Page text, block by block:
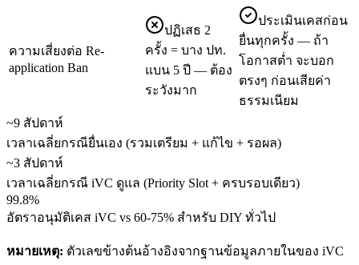
ความเสี่ยงต่อ Re-
application Ban
ปฏิเสธ 2
ครั้ง = บาง ปท.
แบน 5 ปี — ต้อง
ระวังมาก
ประเมินเคสก่อน
ยื่นทุกครั้ง — ถ้า
โอกาสต่ำ จะบอก
ตรงๆ ก่อนเสียค่า
ธรรมเนียม
~9 สัปดาห์
เวลาเฉลี่ยกรณียื่นเอง (รวมเตรียม + แก้ไข + รอผล)
~3 สัปดาห์
เวลาเฉลี่ยกรณี iVC ดูแล (Priority Slot + ครบรอบเดียว)
99.8%
อัตราอนุมัติเคส iVC vs 60-75% สำหรับ DIY ทั่วไป
หมายเหตุ: ตัวเลขข้างต้นอ้างอิงจากฐานข้อมูลภายในของ iVC